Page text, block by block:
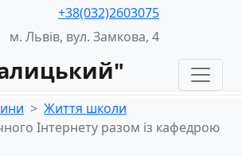
+38(032)2603075
м. Львів, вул. Замкова, 4
Життя школи
Інтернету разом із кафедрою